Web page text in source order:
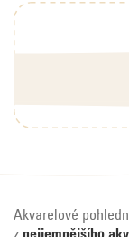
Akvarelové